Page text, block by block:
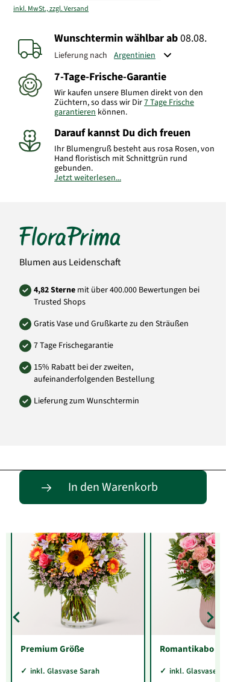
inkl. MwSt., zzgl. Versand
Wunschtermin wählbarab08.08.
Lieferung nach
7-Tage-Frische-Garantie
Wir kaufen unsere Blumen direkt von den
Züchtern, so dass wir Dir7 Tage Frische
garantieren können.
Darauf kannst Du dich freuen
Ihr Blumengruß besteht aus rosa Rosen, von
Hand floristisch mit Schnittgrün rund
gebunden.
Jetzt weiterlesen...
Blumen aus Leidenschaft
4,82 Sterne mit über 400.000 Bewertungen bei
Trusted Shops
Gratis Vase und Grußkarte zu den Sträußen
7 Tage Frischegarantie
15% Rabatt bei der zweiten,
aufeinanderfolgenden Bestellung
Lieferung zum Wunschtermin
In den Warenkorb
Entdecke passende Alternativen
Premium Größe
inkl. Glasvase Sarah
Romantikabo
inkl. Glasvase